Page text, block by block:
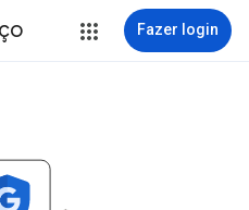
Fazer login